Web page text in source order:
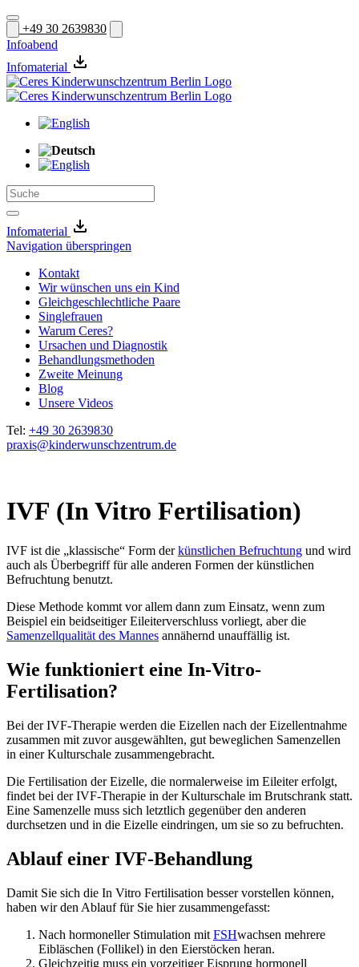
+49 30 2639830
Infoabend
Infomaterial
Infomaterial
Navigation überspringen
Kontakt
Wir wünschen uns ein Kind
Gleichgeschlechtliche Paare
Singlefrauen
Warum Ceres?
Ursachen und Diagnostik
Behandlungsmethoden
Zweite Meinung
Blog
Unsere Videos
Tel: +49 30 2639830
praxis@kinderwunschzentrum.de
IVF (In Vitro Fertilisation)
IVF ist die „klassische“ Form derkünstlichen Befruchtung und wird
auch als Überbegriff für alle anderen Formen der künstlichen
Befruchtung benutzt.
Diese Methode kommt vor allem dann zum Einsatz, wenn zum
Beispiel ein beidseitiger Eileiterverschluss vorliegt, aber die
Samenzellqualität des Mannes annähernd unauffällig ist.
Wie funktioniert eine In-Vitro-
Fertilisation?
Bei der IVF-Therapie werden die Eizellen nach der Eizellentnahme
zusammen mit zuvor ausgewählten, gut beweglichen Samenzellen
in einer Kulturschale zusammengebracht.
Die Fertilisation der Eizelle, die normalerweise im Eileiter erfolgt,
findet bei der IVF-Therapie in der Kulturschale im Brutschrank statt.
Eine Samenzelle muss sich letztlich gegenüber den anderen
durchsetzen und in die Eizelle eindringen, um sie so zu befruchten.
Ablauf einer IVF-Behandlung
Damit Sie sich die In Vitro Fertilisation besser vorstellen können,
haben wir den Ablauf für Sie hier zusammengefasst:
Nach hormoneller Stimulation mit FSHwachsen mehrere
Eibläschen (Follikel) in den Eierstöcken heran.
Gleichzeitig muss ein vorzeitiger Eisprung hormonell